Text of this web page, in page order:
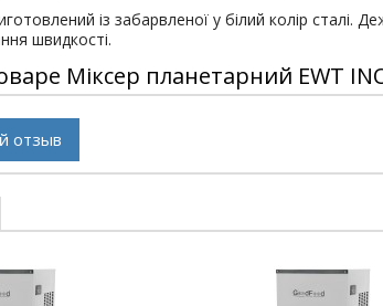
із забарвленої у білий колір сталі.
швидкості.
Міксер планетарний EWT
отзыв